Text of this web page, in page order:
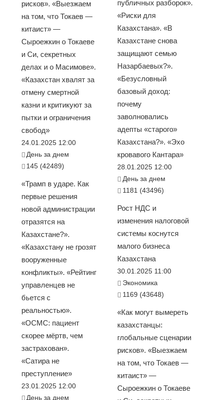
рисков». «Выезжаем
на том, что Токаев —
китаист» —
Сыроежкин о Токаеве
и Си, секретных
делах и о Масимове».
«Казахстан хвалят за
отмену смертной
казни и критикуют за
пытки и ограничения
свобод»
24.01.2025 12:00
День за днем
145 (42489)
«Трамп в ударе. Как
первые решения
новой администрации
отразятся на
Казахстане?».
«Казахстану не грозят
вооруженные
конфликты». «Рейтинг
управленцев не
бьется с
реальностью».
«ОСМС: пациент
скорее мёртв, чем
застрахован».
«Сатира не
преступление»
23.01.2025 12:00
День за днем
публичных разборок».
«Риски для
Казахстана». «В
Казахстане снова
защищают семью
Назарбаевых?».
«Безусловный
базовый доход:
почему
заволновались
адепты «старого»
Казахстана?». «Эхо
кровавого Кантара»
28.01.2025 12:00
День за днем
1181 (43496)
Рост НДС и
изменения налоговой
системы коснутся
малого бизнеса
Казахстана
30.01.2025 11:00
Экономика
1169 (43648)
«Как могут вымереть
казахстанцы:
глобальные сценарии
рисков». «Выезжаем
на том, что Токаев —
китаист» —
Сыроежкин о Токаеве